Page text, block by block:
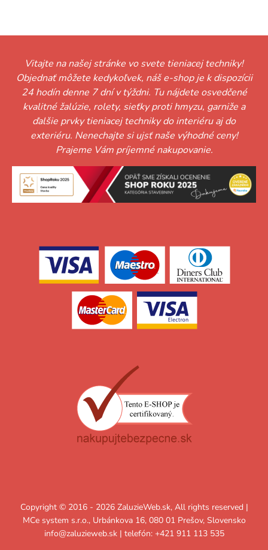
Vitajte na našej stránke vo svete tieniacej techniky!
Objednať môžete kedykoľvek, náš e-shop je k dispozícii
24 hodín denne 7 dní v týždni. Tu nájdete osvedčené
kvalitné žalúzie, rolety, sieťky proti hmyzu, garniže a
ďalšie prvky tieniacej techniky do interiéru aj do
exteriéru. Nenechajte si ujsť naše výhodné ceny!
Prajeme Vám príjemné nakupovanie.
Copyright © 2016 - 2026 ZaluzieWeb.sk, All rights reserved |
MCe system s.r.o., Urbánkova 16, 080 01 Prešov, Slovensko
info@zaluzieweb.sk| telefón: +421 911 113 535